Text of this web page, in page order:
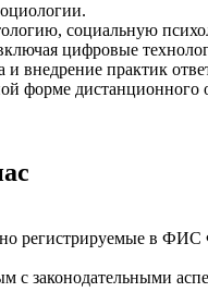
социальную
цифровые
внедрение практик
форме дистанционного
регистрируемые в
с законодательными